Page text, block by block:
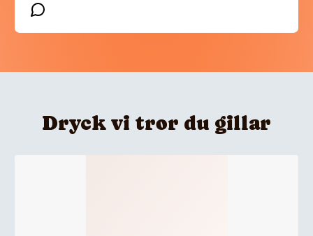
Dryck vi tror du gillar